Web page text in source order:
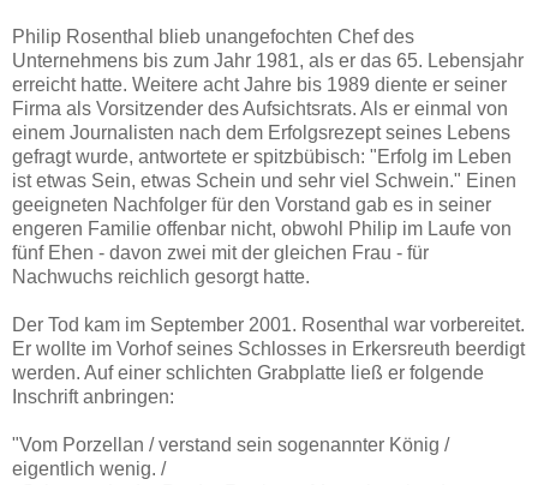
Philip Rosenthal blieb unangefochten Chef des
Unternehmens bis zum Jahr 1981, als er das 65. Lebensjahr
erreicht hatte. Weitere acht Jahre bis 1989 diente er seiner
Firma als Vorsitzender des Aufsichtsrats. Als er einmal von
einem Journalisten nach dem Erfolgsrezept seines Lebens
gefragt wurde, antwortete er spitzbübisch: "Erfolg im Leben
ist etwas Sein, etwas Schein und sehr viel Schwein." Einen
geeigneten Nachfolger für den Vorstand gab es in seiner
engeren Familie offenbar nicht, obwohl Philip im Laufe von
fünf Ehen - davon zwei mit der gleichen Frau - für
Nachwuchs reichlich gesorgt hatte.
Der Tod kam im September 2001. Rosenthal war vorbereitet.
Er wollte im Vorhof seines Schlosses in Erkersreuth beerdigt
werden. Auf einer schlichten Grabplatte ließ er folgende
Inschrift anbringen:
"Vom Porzellan / verstand sein sogenannter König /
eigentlich wenig. /